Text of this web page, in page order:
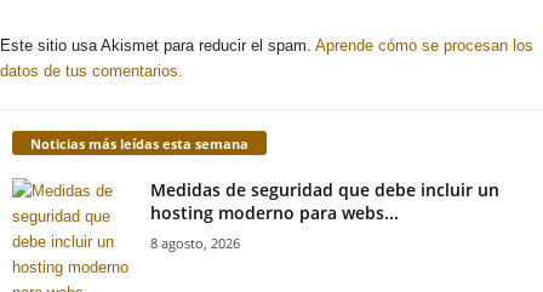
Este sitio usa Akismet para reducir el spam. Aprende cómo se procesan los
datos de tus comentarios.
Noticias más leídas esta semana
Medidas de seguridad que debe incluir un
hosting moderno para webs...
8 agosto, 2026